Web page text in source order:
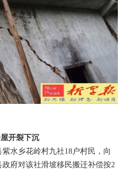
开裂下沉
紫水乡花岭村九社18户村民，向
府对该社滑坡移民搬迁补偿按2